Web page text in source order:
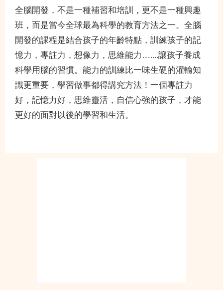
全腦開發，不是一種補習和培訓，更不是一種興趣
班，而是當今全球最為科學的教育方法之一。全腦
開發的課程是結合孩子的年齡特點，訓練孩子的記
憶力，專註力，想像力，思維能力…....讓孩子養成
科學用腦的習慣。能力的訓練比一味生硬的灌輸知
識更重要，學習做事都得講究方法！一個專註力
好，記憶力好，思維靈活，自信心強的孩子，才能
更好的面對以後的學習和生活。